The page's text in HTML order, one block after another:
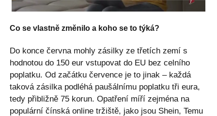
Co se vlastně změnilo a koho se to týká?
Do konce června mohly zásilky ze třetích zemí s
hodnotou do 150 eur vstupovat do EU bez celního
poplatku. Od začátku července je to jinak – každá
taková zásilka podléhá paušálnímu poplatku tři eura,
tedy přibližně 75 korun. Opatření míří zejména na
populární čínská online tržiště, jako jsou Shein, Temu